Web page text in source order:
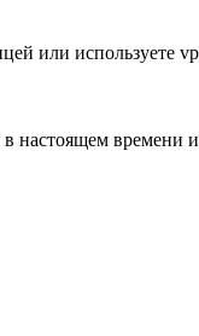
или используете
настоящем времени и